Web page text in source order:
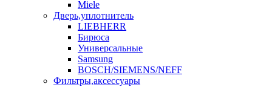
Miele
Дверь,уплотнитель
LIEBHERR
Бирюса
Универсальные
Samsung
BOSCH/SIEMENS/NEFF
Фильтры,аксессуары